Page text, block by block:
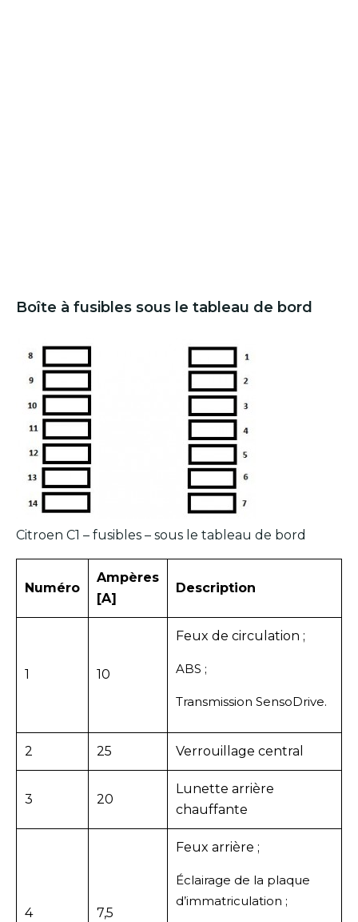
Boîte à fusibles sous le tableau de bord
Citroen C1 – fusibles – sous le tableau de bord
Numéro
Ampères
[A]
Description
1 10
Feux de circulation ;
ABS ;
Transmission SensoDrive.
2 25 Verrouillage central
3 20
Lunette arrière
chauffante
4 7,5
Feux arrière ;
Éclairage de la plaque
d’immatriculation ;